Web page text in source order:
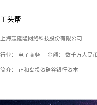
工头帮
上海轰隆隆网络科技股份有限公司
行业： 电子商务 金额： 数千万人民币
简介： 正和岛投资硅谷银行资本